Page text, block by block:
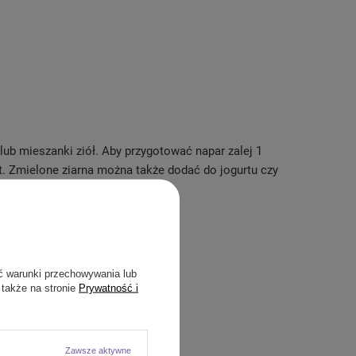
mieszanki ziół. Aby przygotować napar zalej 1
Zmielone ziarna można także dodać do jogurtu czy
warunki przechowywania lub
na stronie Prywatność i
Zawsze aktywne